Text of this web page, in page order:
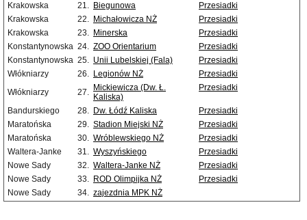
Krakowska
21. Biegunowa
Przesiadki
Krakowska
22. Michałowicza NŻ
Przesiadki
Krakowska
23. Minerska
Przesiadki
Konstantynowska 24. ZOO Orientarium
Przesiadki
Konstantynowska 25. Unii Lubelskiej (Fala)
Przesiadki
Włókniarzy
26. Legionów NŻ
Przesiadki
Włókniarzy
27. Mickiewicza (Dw. Ł.
Kaliska)
Przesiadki
Bandurskiego 28. Dw. Łódź Kaliska
Przesiadki
Maratońska
29. Stadion Miejski NŻ
Przesiadki
Maratońska
30. Wróblewskiego NŻ
Przesiadki
Waltera-Janke
31. Wyszyńskiego
Przesiadki
Nowe Sady
32. Waltera-Janke NŻ
Przesiadki
Nowe Sady
33. ROD Olimpijka NŻ
Przesiadki
Nowe Sady
34. zajezdnia MPK NŻ